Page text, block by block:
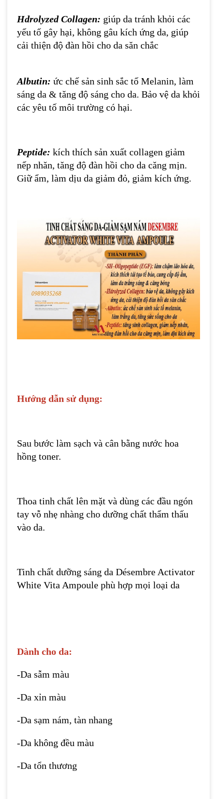
Hdrolyzed Collagen: giúp da tránh khỏi các
yếu tố gây hại, không gâu kích ứng da, giúp
cải thiện độ đàn hồi cho da săn chắc
Albutin: ức chế sản sinh sắc tố Melanin, làm
sáng da & tăng độ sáng cho da. Bảo vệ da khỏi
các yêu tố môi trường có hại.
Peptide: kích thích sản xuất collagen giảm
nếp nhăn, tăng độ đàn hồi cho da căng mịn.
Giữ ẩm, làm dịu da giảm đỏ, giảm kích ứng.
Hướng dẫn sử dụng:
Sau bước làm sạch và cân bằng nước hoa
hồng toner.
Thoa tinh chất lên mặt và dùng các đầu ngón
tay vỗ nhẹ nhàng cho dưỡng chất thẩm thấu
vào da.
Tinh chất dưỡng sáng da Désembre Activator
White Vita Ampoule phù hợp mọi loại da
Dành cho da:
-Da sẫm màu
-Da xỉn màu
-Da sạm nám, tàn nhang
-Da không đều màu
-Da tổn thương